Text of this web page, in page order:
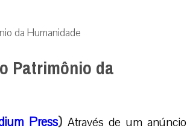
da Humanidade
Patrimônio da
Press) Através de um anúncio